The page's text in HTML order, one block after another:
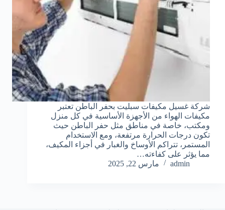
شركة غسيل مكيفات سبليت بحفر الباطن تعتبر
مكيفات الهواء من الأجهزة الأساسية في كل منزل
ومكتب، خاصة في مناطق مثل حفر الباطن حيث
تكون درجات الحرارة مرتفعة، ومع الاستخدام
المستمر، تتراكم الأوساخ والغبار في أجزاء المكيف،
مما يؤثر على كفاءته…
admin
مارس 22, 2025